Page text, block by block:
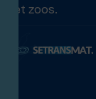
et zoos.